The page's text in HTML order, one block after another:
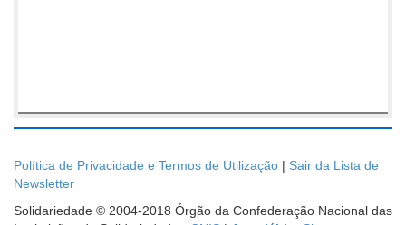
Política de Privacidade e Termos de Utilização | Sair da Lista de
Newsletter
Solidariedade © 2004-2018 Órgão da Confederação Nacional das